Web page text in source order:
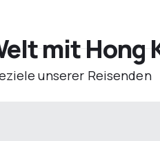
mit Hong
unserer Reisenden